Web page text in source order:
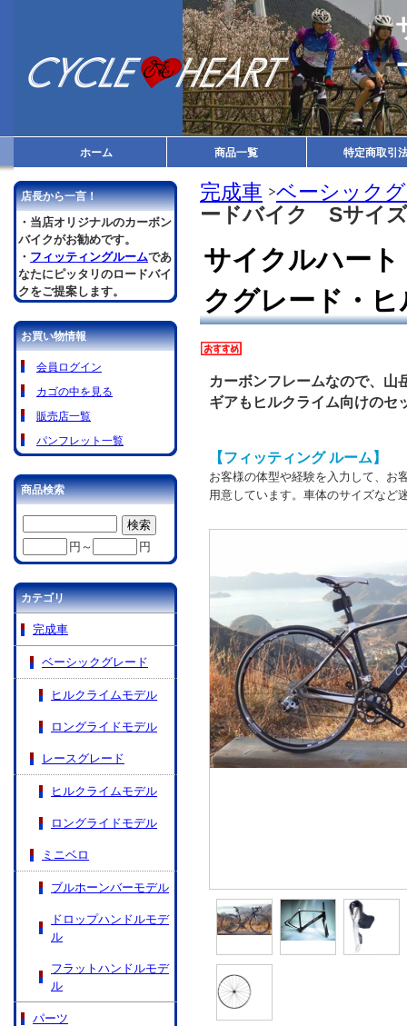
ホーム 商品一覧 特定商取引
完成車
ベーシック
ードバイク Sサイ
サイクルハー
クグレード・
カーボンフレームなので、山
ギアもヒルクライム向けのセ
【フィッティング ルーム】
お客様の体型や経験を入力して、お
用意しています。車体のサイズなど
店長から一言！
・当店オリジナルのカーボン
バイクがお勧めです。
・ フィッティングルームであ
なたにピッタリのロードバイ
クをご提案します。
お買い物情報
会員ログイン
カゴの中を見る
販売店一覧
パンフレット一覧
商品検索
円～ 円
カテゴリ
完成車
ベーシックグレード
ヒルクライムモデル
ロングライドモデル
レースグレード
ヒルクライムモデル
ロングライドモデル
ミニベロ
ブルホーンバーモデル
ドロップハンドルモデ
ル
フラットハンドルモデ
ル
パーツ